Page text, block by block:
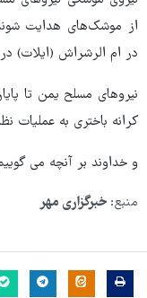
از موشک‌های هدایت
در ام الرشراش (ایلات)
نیروهای مسلح یمن تا
کرانه باختری به عملیات
و خداوند بر آنچه می
منبع: خبرگزاری مهر